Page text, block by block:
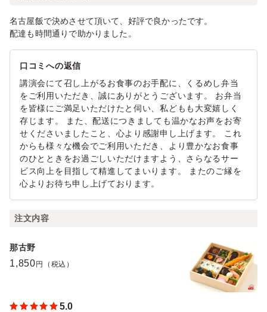
名古屋飯で決めさせて頂いて、好評で良かったです。
配達も時間通りで助かりました。
口コミへの返信
講演会にて召し上がるお食事のお手配に、くるめし弁当
をご利用いただき、誠にありがとうございます。 お弁当
を皆様にご満足いただけたと伺い、私どもも大変嬉しく
存じます。 また、配送につきましても温かなお声をお寄
せくださいましたこと、心より感謝申し上げます。 これ
からも様々な機会でご利用いただき、より豊かなお食事
のひとときをお過ごしいただけますよう、さらなるサー
ビス向上を目指して精進してまいります。 またのご縁を
心よりお待ち申し上げております。
注文内容
那古野
1,850 円（税込）
5.0